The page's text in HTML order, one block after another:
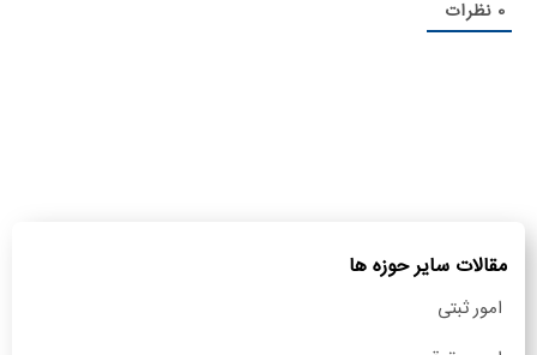
0 نظرات
مقالات سایر حوزه ها
امور ثبتی